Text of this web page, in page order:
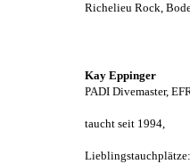
Richelieu Rock,
Kay Eppinger
PADI Divemaster,
taucht seit 1994,
Lieblingstauchplätze: